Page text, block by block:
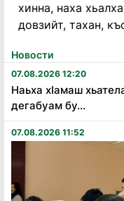
Новости
07.08.2026 12:20
Наьха хӏамаш
дегабуам бу...
07.08.2026 11:52
хинна, наха
довзийт, тахан,